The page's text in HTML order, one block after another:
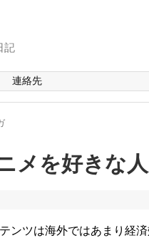
記
連絡先
メを好きな
ンツは海外ではあまり経